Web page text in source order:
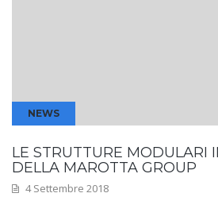
NEWS
LE STRUTTURE MODULARI
DELLA MAROTTA GROUP
4 Settembre 2018